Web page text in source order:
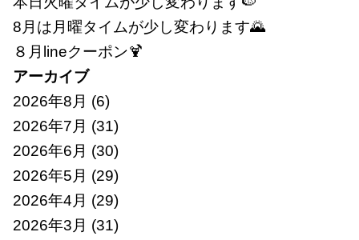
8月は月曜タイムが少し変わります🌄
８月lineクーポン🍹
アーカイブ
2026年8月 (6)
2026年7月 (31)
2026年6月 (30)
2026年5月 (29)
2026年4月 (29)
2026年3月 (31)